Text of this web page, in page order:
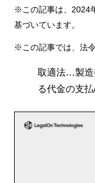
※この記事は、2024
基づいています。
※この記事では、法
取適法…製造
る代金の支